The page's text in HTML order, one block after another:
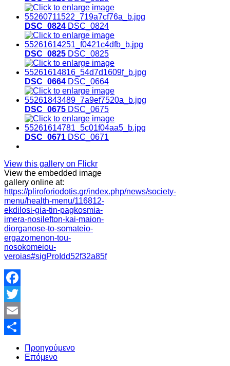
DSC_0824 DSC_0824
DSC_0825 DSC_0825
DSC_0664 DSC_0664
DSC_0675 DSC_0675
DSC_0671 DSC_0671
View this gallery on Flickr
View the embedded image
gallery online at:
https://pliroforiodotis.gr/index.php/news/society-
menu/health-menu/116812-
ekdilosi-gia-tin-pagkosmia-
imera-nosilefton-kai-maion-
diorganose-to-somateio-
ergazomenon-tou-
nosokomeiou-
veroias#sigProIdd52f32a85f
Facebook
Twitter
Email
Share
Προηγούμενο
Επόμενο